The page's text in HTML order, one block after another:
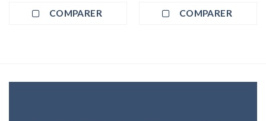
COMPARER COMPARER